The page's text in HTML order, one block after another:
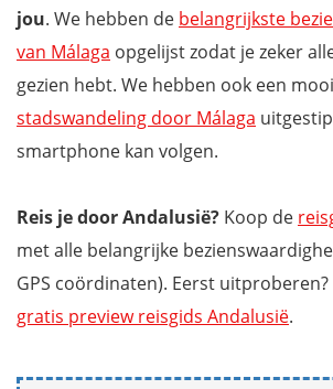
jou. We hebben de belangrijkste
van Málaga opgelijst zodat je zeker
gezien hebt. We hebben ook een
stadswandeling door Málaga
smartphone kan volgen.
Reis je door Andalusië? Koop de
met alle belangrijke
GPS coördinaten). Eerst
gratis preview reisgids Andalusië.